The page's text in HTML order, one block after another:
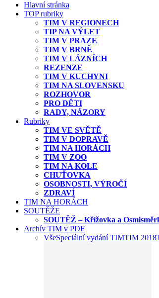
Hlavní stránka
TOP rubriky
TIM V REGIONECH
TIP NA VÝLET
TIM V PRAZE
TIM V BRNĚ
TIM V LÁZNÍCH
REZENZE
TIM V KUCHYNI
TIM NA SLOVENSKU
ROZHOVOR
PRO DĚTI
RADY, NÁZORY
Rubriky
TIM VE SVĚTĚ
TIM V DOPRAVĚ
TIM NA HORÁCH
TIM V ZOO
TIM NA KOLE
CHUŤOVKA
OSOBNOSTI, VÝROČÍ
ZDRAVÍ
TIM NA HORÁCH
SOUTĚŽE
SOUTĚŽ – Křížovka a
Archív TIM v PDF
VšeSpeciální vydání TIMTIM 2018